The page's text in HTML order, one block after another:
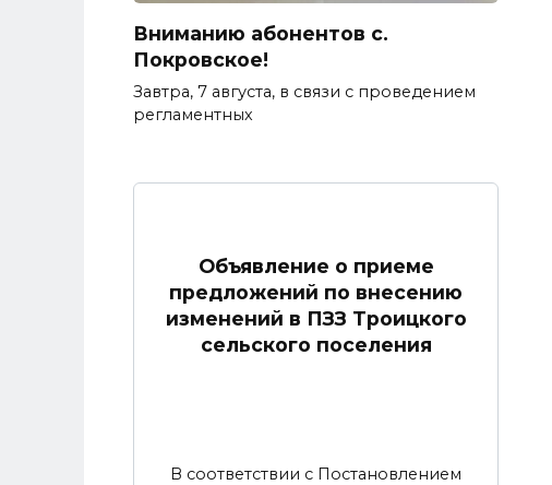
Вниманию абонентов с.
Покровское!
Завтра, 7 августа, в связи с проведением
регламентных
Объявление о приеме
предложений по внесению
изменений в ПЗЗ Троицкого
сельского поселения
В соответствии с Постановлением